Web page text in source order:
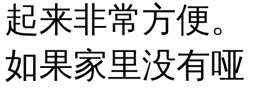
起来非常方便。
如果家里没有哑